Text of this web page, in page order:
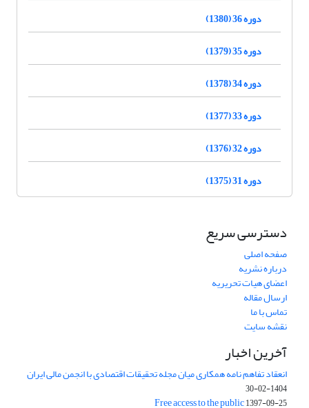
دوره 36 (1380)
دوره 35 (1379)
دوره 34 (1378)
دوره 33 (1377)
دوره 32 (1376)
دوره 31 (1375)
دسترسی سریع
صفحه اصلی
درباره نشریه
اعضای هیات تحریریه
ارسال مقاله
تماس با ما
نقشه سایت
آخرین اخبار
انعقاد تفاهم نامه همکاری میان مجله تحقیقات اقتصادی با انجمن مالی ایران
1404-02-30
Free access to the public1397-09-25